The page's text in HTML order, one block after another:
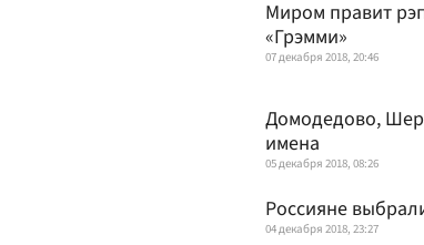
Миром правит
«Грэмми»
07 декабря 2018, 20:46
Домодедово,
имена
05 декабря 2018, 08:26
Россияне
04 декабря 2018, 23:27